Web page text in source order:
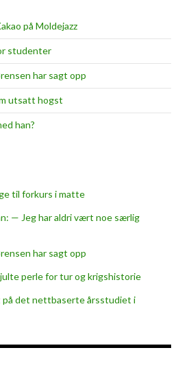
på Moldejazz
studenter
har sagt opp
utsatt hogst
han?
til forkurs i matte
— Jeg har aldri vært noe særlig
har sagt opp
perle for tur og krigshistorie
det nettbaserte årsstudiet i